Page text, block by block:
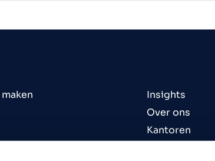
Insights
Over ons
Kantoren